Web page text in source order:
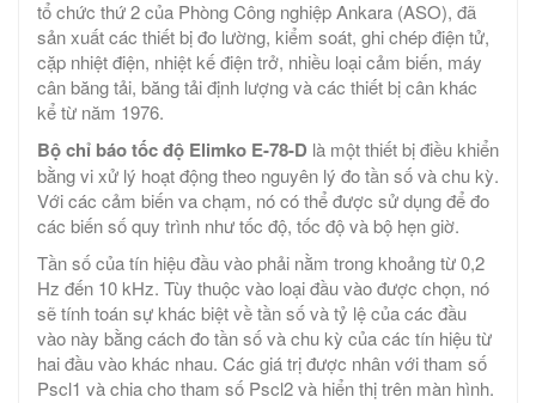
tổ chức thứ 2 của Phòng Công nghiệp Ankara (ASO), đã
sản xuất các thiết bị đo lường, kiểm soát, ghi chép điện tử,
cặp nhiệt điện, nhiệt kế điện trở, nhiều loại cảm biến, máy
cân băng tải, băng tải định lượng và các thiết bị cân khác
kể từ năm 1976.
Bộ chỉ báo tốc độ Elimko E-78-D là một thiết bị điều khiển
bằng vi xử lý hoạt động theo nguyên lý đo tần số và chu kỳ.
Với các cảm biến va chạm, nó có thể được sử dụng để đo
các biến số quy trình như tốc độ, tốc độ và bộ hẹn giờ.
Tần số của tín hiệu đầu vào phải nằm trong khoảng từ 0,2
Hz đến 10 kHz. Tùy thuộc vào loại đầu vào được chọn, nó
sẽ tính toán sự khác biệt về tần số và tỷ lệ của các đầu
vào này bằng cách đo tần số và chu kỳ của các tín hiệu từ
hai đầu vào khác nhau. Các giá trị được nhân với tham số
Pscl1 và chia cho tham số Pscl2 và hiển thị trên màn hình.